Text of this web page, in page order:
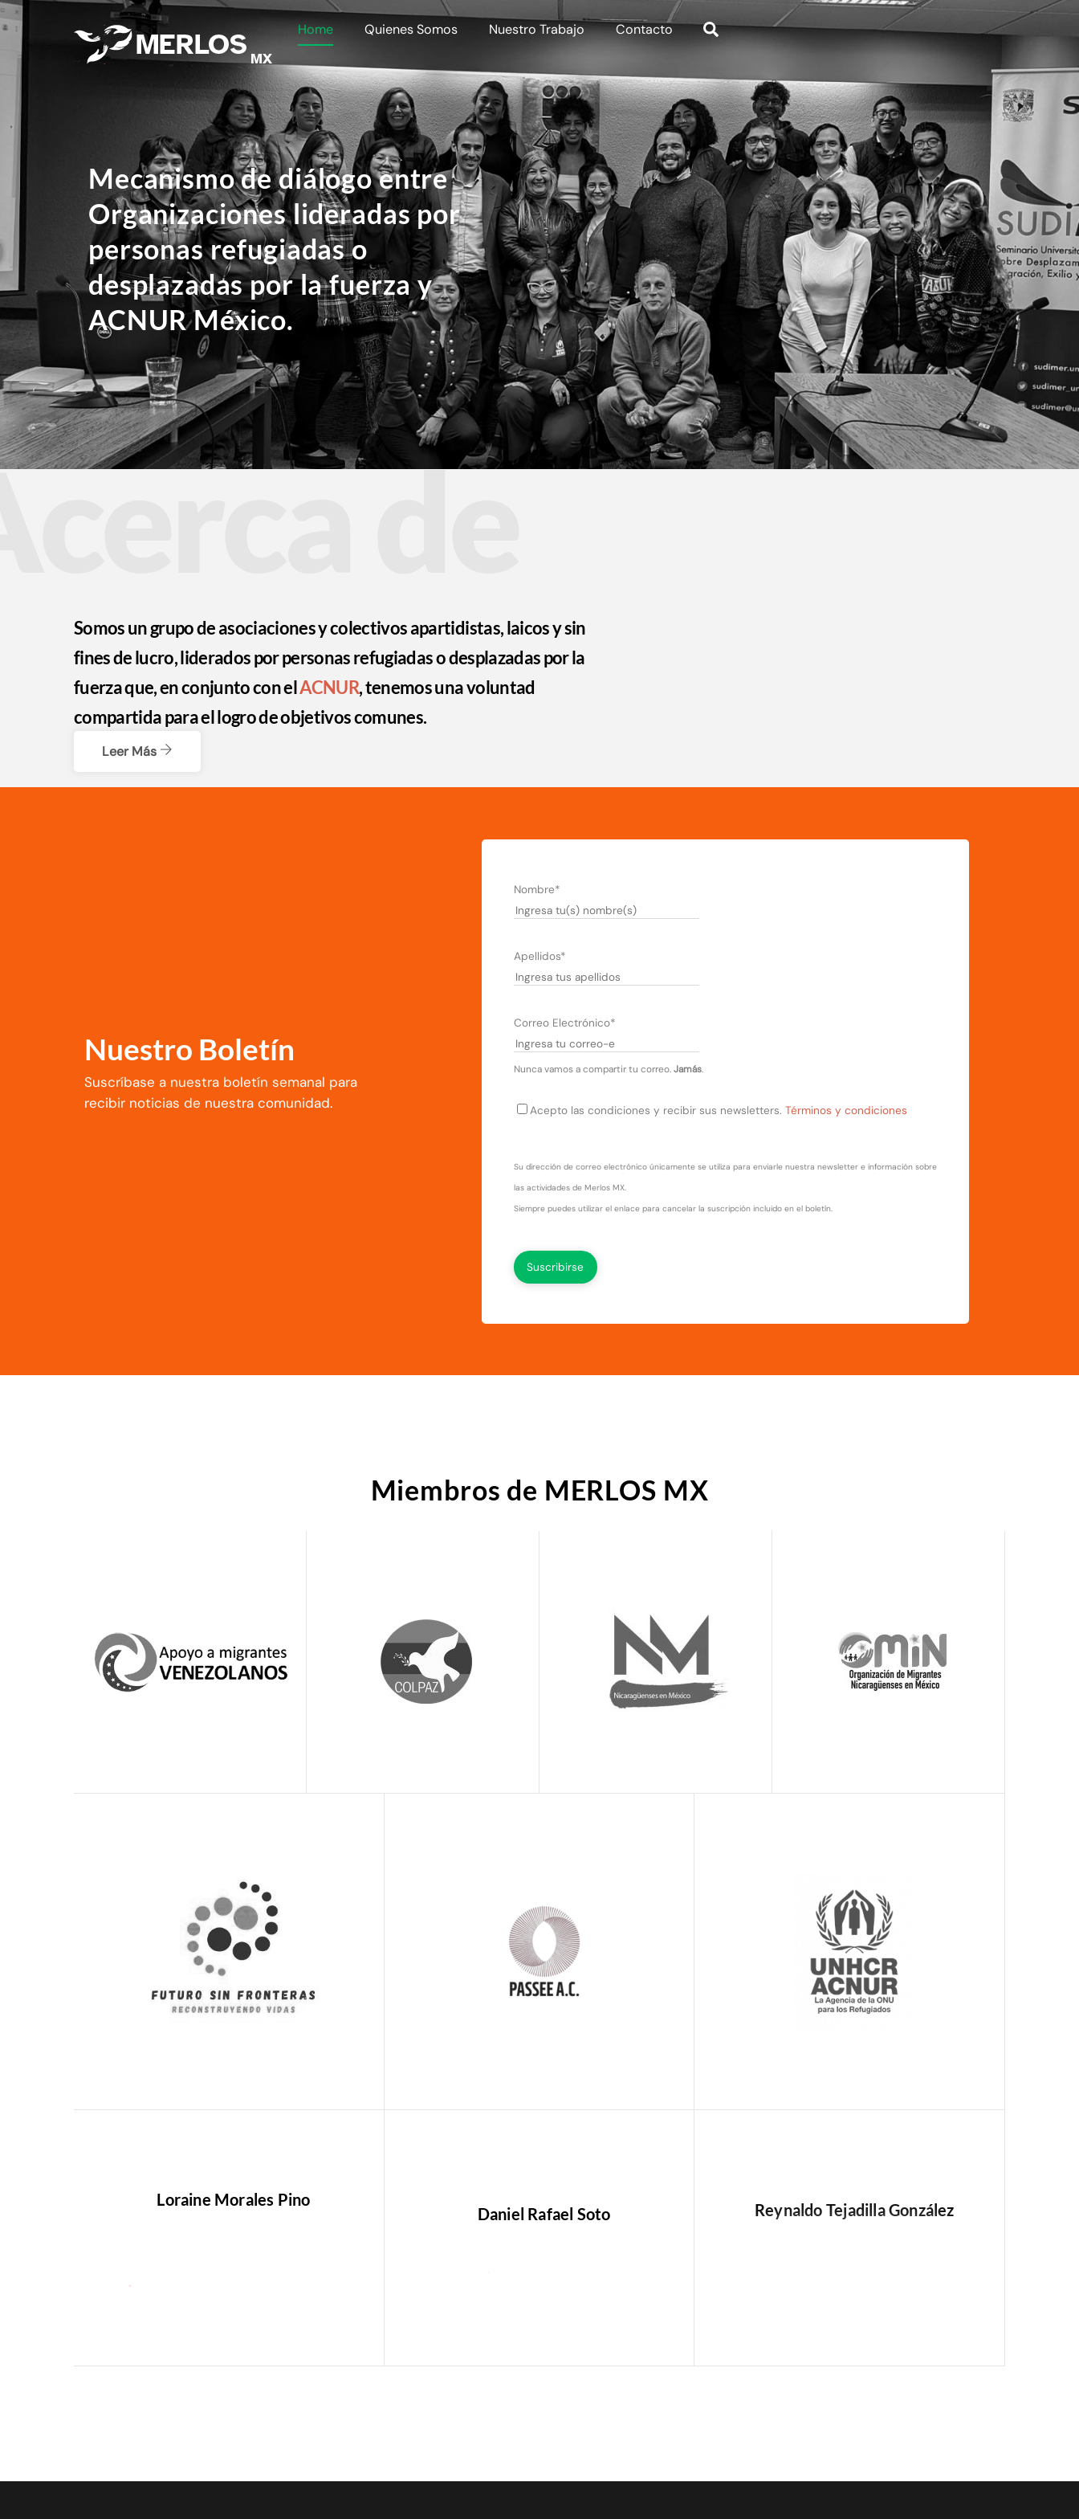
Skip
to
content
Search
Home Quienes Somos Nuestro Trabajo Contacto
Mecanismo de diálogo entre
Organizaciones lideradas por
personas refugiadas o
desplazadas por la fuerza y
ACNUR México.
de
Somos un grupo de asociaciones y colectivos apartidistas, laicos y sin
fines de lucro, liderados por personas refugiadas o desplazadas por la
fuerza que, en conjunto con elACNUR, tenemos una voluntad
compartida para el logro de objetivos comunes.
Leer Más
Nuestro Boletín
Suscríbase a nuestra boletín semanal para
recibir noticias de nuestra comunidad.
Nombre*
Apellidos*
Correo Electrónico*
Nunca vamos a compartir tu correo.Jamás.
Acepto las condiciones y recibir sus newsletters. Términos y condiciones
Su dirección de correo electrónico únicamente se utiliza para enviarle nuestra newsletter e información sobre
las actividades de Merlos MX.
Siempre puedes utilizar el enlace para cancelar la suscripción incluido en el boletín.
Miembros de MERLOS MX
Loraine Morales Pino
Daniel Rafael Soto Reynaldo Tejadilla González